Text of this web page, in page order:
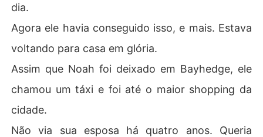
dia.
Agora ele havia conseguido isso, e mais. Estava
voltando para casa em glória.
Assim que Noah foi deixado em Bayhedge, ele
chamou um táxi e foi até o maior shopping da
cidade.
Não via sua esposa há quatro anos. Queria